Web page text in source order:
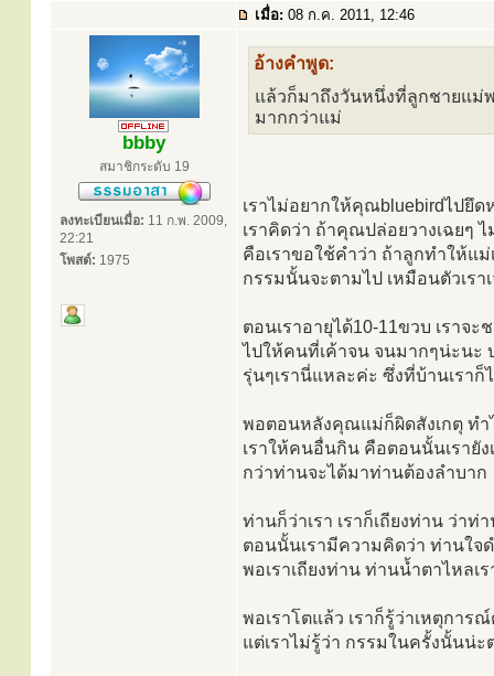
เมื่อ: 08 ก.ค. 2011, 12:46
bbby
สมาชิกระดับ 19
ลงทะเบียนเมื่อ: 11 ก.พ. 2009,
22:21
โพสต์: 1975
อ้างคำพูด:
แล้วก็มาถึงวันหนึ่งที่ลูกชายแม่
มากกว่าแม่
เราไม่อยากให้คุณbluebirdไปยึ
เราคิดว่า ถ้าคุณปล่อยวางเฉยๆ
คือเราขอใช้คำว่า ถ้าลูกทำให้แ
กรรมนั้นจะตามไป เหมือนตัวเรา
ตอนเราอายุได้10-11ขวบ เราจ
ไปให้คนที่เค้าจน จนมากๆน่ะนะ
รุ่นๆเรานี่แหละค่ะ ซึ่งที่บ้านเรา
พอตอนหลังคุณแม่ก็ผิดสังเกตุ ทำ
เราให้คนอื่นกิน คือตอนนั้นเรายัง
กว่าท่านจะได้มาท่านต้องลำบาก
ท่านก็ว่าเรา เราก็เถียงท่าน ว่า
ตอนนั้นเรามีความคิดว่า ท่านใจ
พอเราเถียงท่าน ท่านน้ำตาไหลเร
พอเราโตแล้ว เราก็รู้ว่าเหตุการ
แต่เราไม่รู้ว่า กรรมในครั้งนั้นน่ะ